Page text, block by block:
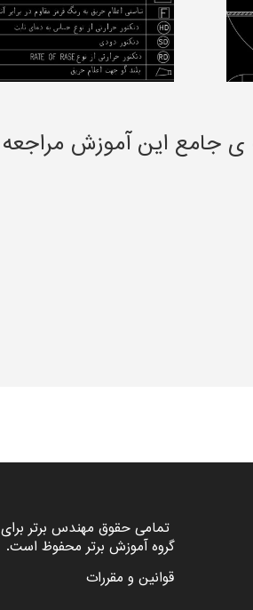
جامع این آموزش مراجعه
تمامی حقوق مهندس برتر برای
گروهآموزش برترمحفوظ است.
قوانین و مقررات